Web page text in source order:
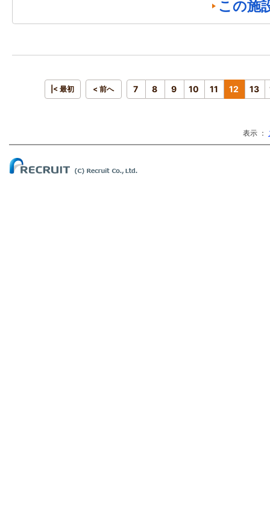
この施
|< 最初 < 前へ 7 8 9 10 11 12 13
表示 ：